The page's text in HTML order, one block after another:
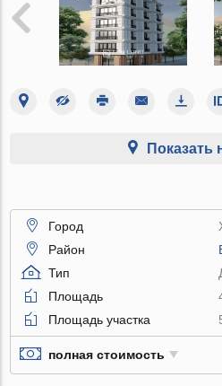
Показать
Город
Район
Тип
Площадь
Площадь участка
полная стоимость